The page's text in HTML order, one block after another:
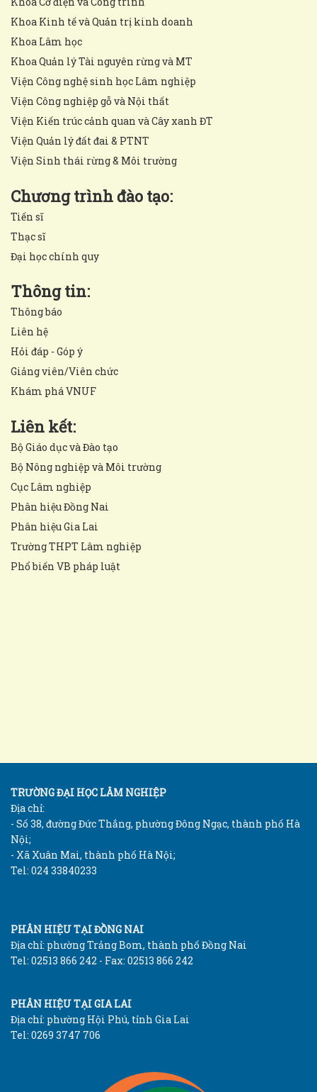
Khoa Kinh tế và Quản trị kinh doanh
Khoa Lâm học
Khoa Quản lý Tài nguyên rừng và MT
Viện Công nghệ sinh học Lâm nghiệp
Viện Công nghiệp gỗ và Nội thất
Viện Kiến trúc cảnh quan và Cây xanh ĐT
Viện Quản lý đất đai & PTNT
Viện Sinh thái rừng & Môi trường
Chương trình đào tạo:
Tiến sĩ
Thạc sĩ
Đại học chính quy
Thông tin:
Thông báo
Liên hệ
Hỏi đáp - Góp ý
Giảng viên/Viên chức
Khám phá VNUF
Liên kết:
Bộ Giáo dục và Đào tạo
Bộ Nông nghiệp và Môi trường
Cục Lâm nghiệp
Phân hiệu Đồng Nai
Phân hiệu Gia Lai
Trường THPT Lâm nghiệp
Phổ biến VB pháp luật
TRƯỜNG ĐẠI HỌC LÂM NGHIỆP
Địa chỉ:
- Số 38, đường Đức Thắng, phường Đông Ngạc, thành phố Hà
Nội;
- Xã Xuân Mai, thành phố Hà Nội;
Tel: 024 33840233
PHÂN HIỆU TẠI ĐỒNG NAI
Địa chỉ: phường Trảng Bom, thành phố Đồng Nai
Tel: 02513 866 242 - Fax: 02513 866 242
PHÂN HIỆU TẠI GIA LAI
Địa chỉ: phường Hội Phú, tỉnh Gia Lai
Tel: 0269 3747 706